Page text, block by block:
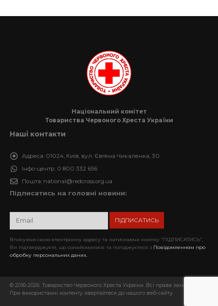
Національний комітет
Товариства Червоного Хреста України
Наші контакти
Адреса: 01024, Київ, вул. Євгена Чикаленка, 30
Інфо-центр: 0 800 332 656
Пошта: national@redcross.org.ua
Підписатись на головні новини:
Вписуючи свою електронну адресу та натискаючи кнопку “ПІДПИСАТИСЬ”,
Ви підтверджуєте, що ознайомилися та погоджуєтеся з Повідомленням про
обробку персональних даних.
© 2016-2026. Товариство Червоного Хреста України. Всі права захищені.
При використанні контенту звертайтеся до нашого веб-сайту.